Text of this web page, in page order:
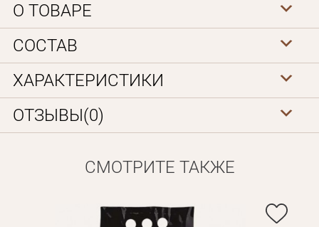
О ТОВАРЕ
СОСТАВ
ХАРАКТЕРИСТИКИ
ОТЗЫВЫ(0)
СМОТРИТЕ ТАКЖЕ
Личные данные
Вам на почту будет отправленно письмо с сылкой для